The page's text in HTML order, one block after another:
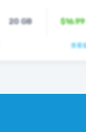
20 GB $16.99
查看